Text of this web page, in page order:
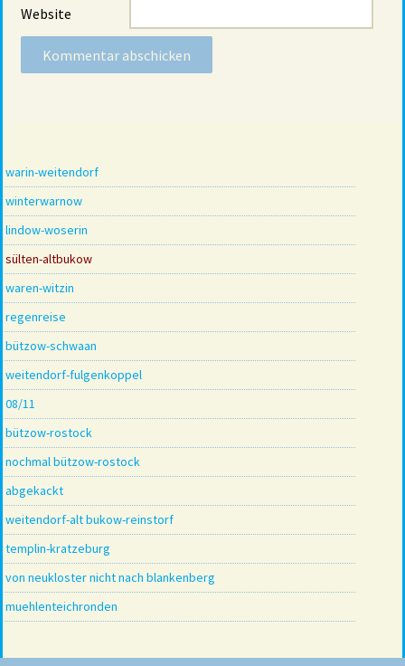
Website
warin-weitendorf
winterwarnow
lindow-woserin
sülten-altbukow
waren-witzin
regenreise
bützow-schwaan
weitendorf-fulgenkoppel
08/11
bützow-rostock
nochmal bützow-rostock
abgekackt
weitendorf-alt bukow-reinstorf
templin-kratzeburg
von neukloster nicht nach blankenberg
muehlenteichronden